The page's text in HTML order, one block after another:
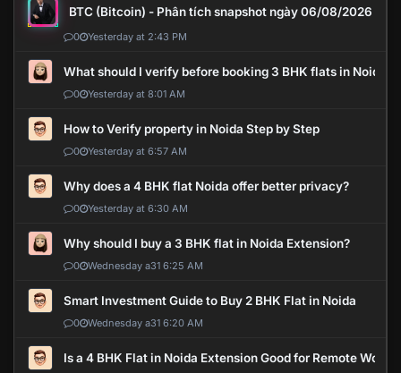
BTC (Bitcoin) - Phân tích snapshot ngày 06/08/2026
0 Yesterday at 2:43 PM
What should I verify before booking 3 BHK flats in Noida?
0 Yesterday at 8:01 AM
How to Verify property in Noida Step by Step
0 Yesterday at 6:57 AM
Why does a 4 BHK flat Noida offer better privacy?
0 Yesterday at 6:30 AM
Why should I buy a 3 BHK flat in Noida Extension?
0 Wednesday a31 6:25 AM
Smart Investment Guide to Buy 2 BHK Flat in Noida
0 Wednesday a31 6:20 AM
Is a 4 BHK Flat in Noida Extension Good for Remote Work?